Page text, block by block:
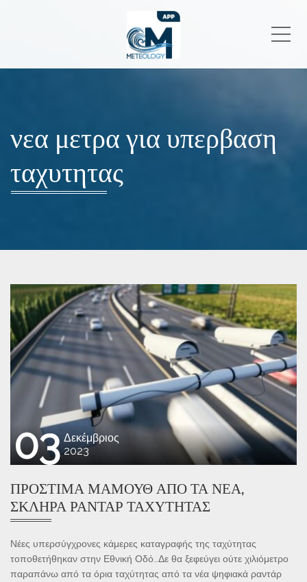
νεα μετρα για υπερβαση
ταχυτητας
03 Δεκέμβριος
2023
ΠΡΌΣΤΙΜΑ ΜΑΜΟΎΘ ΑΠΌ ΤΑ ΝΈΑ,
ΣΚΛΗΡΆ ΡΑΝΤΆΡ ΤΑΧΎΤΗΤΑΣ
Νέες υπερσύγχρονες κάμερες καταγραφής της ταχύτητας
τοποθετήθηκαν στην Εθνική Οδό…Δε θα ξεφεύγει ούτε χιλιόμετρο
παραπάνω από τα όρια ταχύτητας από τα νέα ψηφιακά ραντάρ